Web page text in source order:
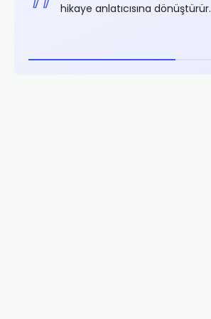
hikaye anlatıcısına dönüştürür.